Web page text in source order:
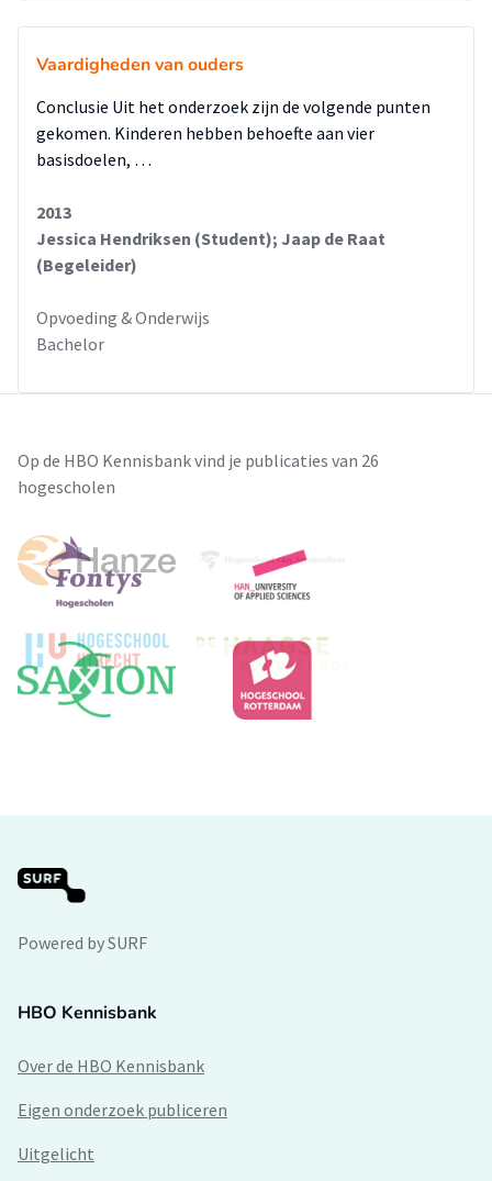
Vaardigheden van ouders
Conclusie Uit het onderzoek zijn de volgende punten
gekomen. Kinderen hebben behoefte aan vier
basisdoelen, …
2013
Jessica Hendriksen (Student); Jaap de Raat
(Begeleider)
Opvoeding & Onderwijs
Bachelor
Op de HBO Kennisbank vind je publicaties van 26
hogescholen
Powered by SURF
HBO Kennisbank
Over de HBO Kennisbank
Eigen onderzoek publiceren
Uitgelicht